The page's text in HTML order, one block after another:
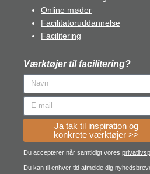
Online møder
Facilitatoruddannelse
Facilitering
Værktøjer til facilitering?
Ja tak til inspiration og
konkrete værktøjer >>
Du accepterer når samtidigt vores
Du kan til enhver tid afmelde dig